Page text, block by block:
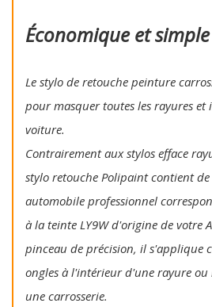
Économique et
Le stylo de retouche peinture
pour masquer toutes les rayures et
voiture.
Contrairement aux stylos efface
stylo retouche Polipaint contient
automobile professionnel
à la teinte LY9W d'origine de votre
pinceau de précision, il s'applique
ongles à l'intérieur d'une rayure
une carrosserie.